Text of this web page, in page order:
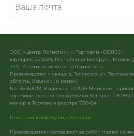
ООО «Центр Логистики и Торговли «ВЕЛЕС»
юр.адрес: 220024, Республика Беларусь, Минск,
72А-1А, comfortprom.com@gmail.com
Производство и склад: д. Теляково, ул.
область, Узденский район)
No 192363019, Выдано 21.10.2014 Минским
торговом реестре Республики Беларусь
номер в Торговом реестре 726454
Политика конфиденциальности
Производители оставляют за собой право